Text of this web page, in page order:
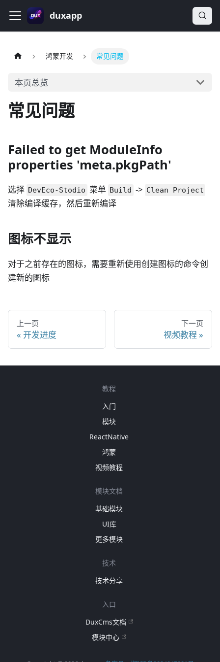
duxapp
鸿蒙开发 常见问题
本页总览
常见问题
Failed to get ModuleInfo
properties 'meta.pkgPath'
选择 DevEco-Stodio 菜单 Build -> Clean Project
清除编译缓存，然后重新编译
图标不显示
对于之前存在的图标，需要重新使用创建图标的命令创
建新的图标
上一页
开发进度
下一页
视频教程
教程
入门
模块
ReactNative
鸿蒙
视频教程
模块文档
基础模块
UI库
更多模块
技术
技术分享
入口
DuxCms文档
模块中心